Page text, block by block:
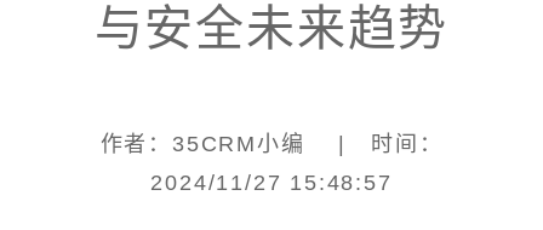
与安全未来趋势
作者：35CRM小编 | 时间：
2024/11/27 15:48:57